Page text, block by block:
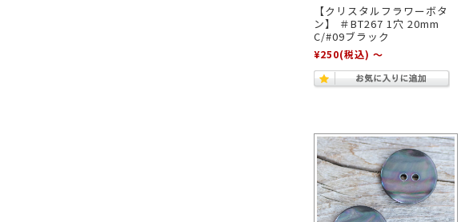
【クリスタルフラワーボタ
ン】 ＃BT267 1穴 20mm
C/#09ブラック
¥250(税込) ～